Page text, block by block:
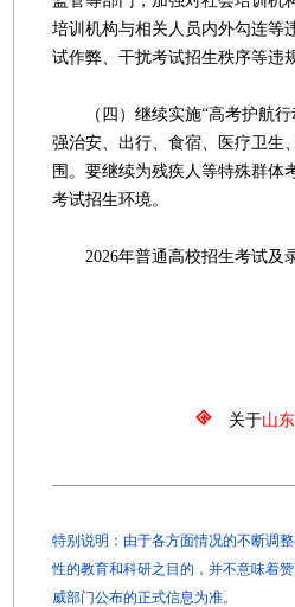
培训机构与相关人员内外勾连等
试作弊、干扰考试招生秩序等违
（四）继续实施“高考护航行
强治安、出行、食宿、医疗卫生
围。要继续为残疾人等特殊群体
考试招生环境。
2026年普通高校招生考试及
山东省招生
2026年
关于山
特别说明：由于各方面情况的不断调
性的教育和科研之目的，并不意味着
威部门公布的正式信息为准。